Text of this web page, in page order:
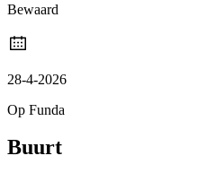
Bewaard
28-4-2026
Op Funda
Buurt